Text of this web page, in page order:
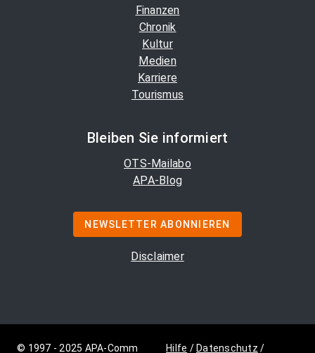
Finanzen
Chronik
Kultur
Medien
Karriere
Tourismus
Bleiben Sie informiert
OTS-Mailabo
APA-Blog
NEWSLETTER ABONNIEREN
Disclaimer
© 1997 - 2025 APA-Comm Hilfe / Datenschutz /